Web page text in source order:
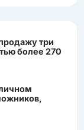
три
более 270